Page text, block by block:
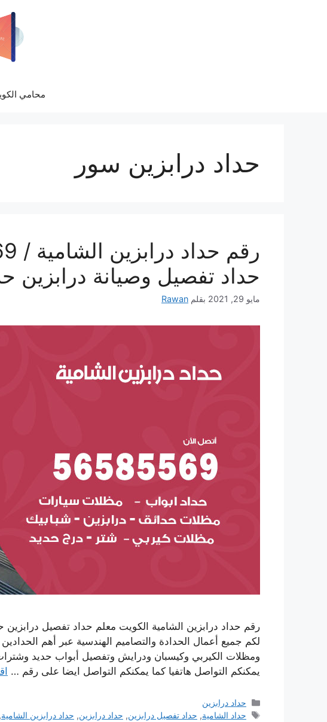
محامي
حداد درابزين سور
حداد تفصيل وصيانة درابزين
مايو 29, 2021 بقلم Rawan
رقم حداد درابزين الشامية الكويت معلم حداد تفصيل درابزين
لكم جميع أعمال الحدادة والتصاميم الهندسية عبر أهم
ومظلات الكيربي وكيسبان ودرايش وتفصيل أبواب حديد
يمكنكم التواصل هاتفيا كما يمكنكم التواصل ايضا على رقم …
التصنيفات
حداد درابزين
الوسوم
حداد الشامية, حداد تفصيل درابزين, حداد درابزين, حداد درابزين الشامية,